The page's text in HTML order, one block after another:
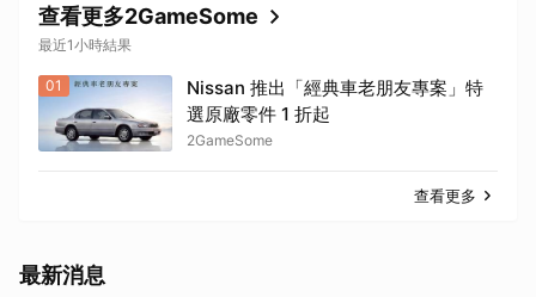
查看更多2GameSome
最近1小時結果
01
Nissan 推出「經典車老朋友專案」特
選原廠零件 1 折起
2GameSome
查看更多
最新消息